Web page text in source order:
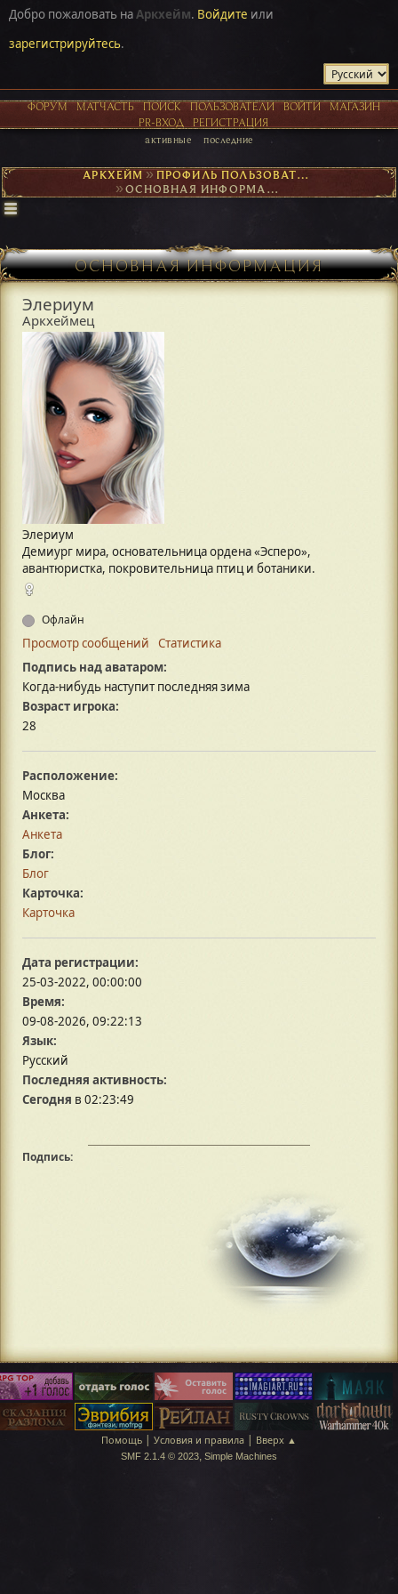
Добро пожаловать наАркхейм. Войдите или
зарегистрируйтесь.
ФОРУМ МАТЧАСТЬ ПОИСК ПОЛЬЗОВАТЕЛИ ВОЙТИ
МАГАЗИН
PR-ВХОД
РЕГИСТРАЦИЯ
активные последние
АРКХЕЙМ► ПРОФИЛЬ ПОЛЬЗОВАТЕЛЯ ЭЛЕРИУМ
► ОСНОВНАЯ ИНФОРМАЦИЯ
ОСНОВНАЯ ИНФОРМАЦИЯ
Элериум
Аркхеймец
Элериум
Демиург мира, основательница ордена «Эсперо»,
авантюристка, покровительница птиц и ботаники.
Офлайн
Просмотр сообщений
Статистика
Подпись над аватаром:
Когда-нибудь наступит последняя зима
Возраст игрока:
28
Расположение:
Москва
Анкета:
Анкета
Блог:
Блог
Карточка:
Карточка
Дата регистрации:
25-03-2022, 00:00:00
Время:
09-08-2026, 09:22:13
Язык:
Русский
Последняя активность:
Сегодня в 02:23:49
Подпись:
Помощь | Условия и правила | Вверх ▲
SMF 2.1.4 © 2023, Simple Machines